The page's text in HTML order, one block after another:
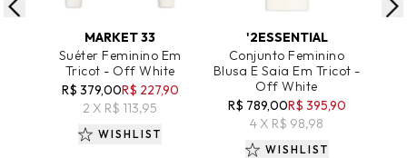
MARKET 33
Suéter Feminino Em
Tricot - Off White
R$ 379,00R$ 227,90
2 X R$ 113,95
WISHLIST
ADICIONAR AO CARRINHO
'2ESSENTIAL
Conjunto Feminino
Blusa E Saia Em Tricot -
Off White
R$ 789,00R$ 395,90
4 X R$ 98,98
WISHLIST